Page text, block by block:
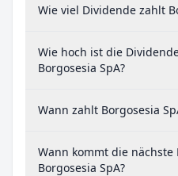
Wie viel Dividende zahlt
Wie hoch ist die
Borgosesia SpA?
Wann zahlt Borgosesia
Wann kommt die nächste
Borgosesia SpA?